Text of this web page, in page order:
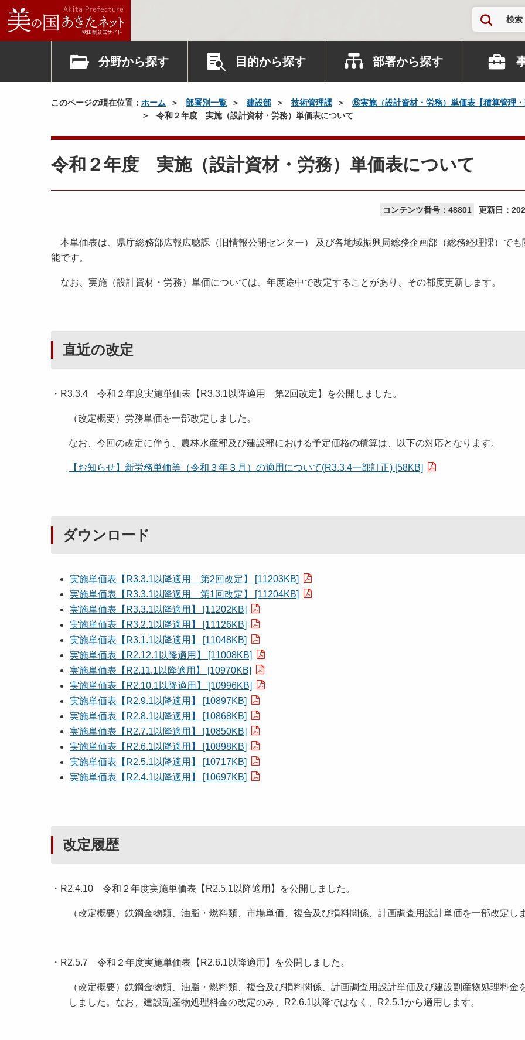
検索
分野から探す 目的から探す 部署から探す
このページの現在位置： ホーム 部署別一覧 建設部 技術管理課
⑥実施（設計資材・労務）単価表【積算管理・
令和２年度 実施（設計資材・労務）単価表について
令和２年度 実施（設計資材・労務）単価表について
コンテンツ番号：48801 更新日：
本単価表は、県庁総務部広報広聴課（旧情報公開センター） 及び各地域振興局総務企画部（総務経理課）でも
能です。
なお、実施（設計資材・労務）単価については、年度途中で改定することがあり、その都度更新します。
直近の改定
・R3.3.4 令和２年度実施単価表【R3.3.1以降適用 第2回改定】を公開しました。
（改定概要）労務単価を一部改定しました。
なお、今回の改定に伴う、農林水産部及び建設部における予定価格の積算は、以下の対応となります。
【お知らせ】新労務単価等（令和３年３月）の適用について(R3.3.4一部訂正) [58KB]
ダウンロード
実施単価表【R3.3.1以降適用 第2回改定】 [11203KB]
実施単価表【R3.3.1以降適用 第1回改定】 [11204KB]
実施単価表【R3.3.1以降適用】 [11202KB]
実施単価表【R3.2.1以降適用】 [11126KB]
実施単価表【R3.1.1以降適用】 [11048KB]
実施単価表【R2.12.1以降適用】 [11008KB]
実施単価表【R2.11.1以降適用】 [10970KB]
実施単価表【R2.10.1以降適用】 [10996KB]
実施単価表【R2.9.1以降適用】 [10897KB]
実施単価表【R2.8.1以降適用】 [10868KB]
実施単価表【R2.7.1以降適用】 [10850KB]
実施単価表【R2.6.1以降適用】 [10898KB]
実施単価表【R2.5.1以降適用】 [10717KB]
実施単価表【R2.4.1以降適用】 [10697KB]
改定履歴
・R2.4.10 令和２年度実施単価表【R2.5.1以降適用】を公開しました。
（改定概要）鉄鋼金物類、油脂・燃料類、市場単価、複合及び損料関係、計画調査用設計単価を一部改定し
・R2.5.7 令和２年度実施単価表【R2.6.1以降適用】を公開しました。
（改定概要）鉄鋼金物類、油脂・燃料類、複合及び損料関係、計画調査用設計単価及び建設副産物処理料金
しました。なお、建設副産物処理料金の改定のみ、R2.6.1以降ではなく、R2.5.1から適用します。